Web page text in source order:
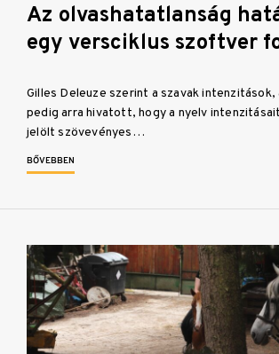
Az olvashatatlanság
egy versciklus szoftver
Gilles Deleuze szerint a szavak intenzitások,
pedig arra hivatott, hogy a nyelv
jelölt szövevényes…
BŐVEBBEN